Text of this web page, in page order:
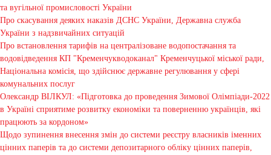
та вугільної промисловості України
Про скасування деяких наказів ДСНС України, Державна служба
України з надзвичайних ситуацій
Про встановлення тарифів на централізоване водопостачання та
водовідведення КП "Кременчукводоканал" Кременчуцької міської ради,
Національна комісія, що здійснює державне регулювання у сфері
комунальних послуг
Олександр ВІЛКУЛ: «Підготовка до проведення Зимової Олімпіади-2022
в Україні сприятиме розвитку економіки та поверненню українців, які
працюють за кордоном»
Щодо зупинення внесення змін до системи реєстру власників іменних
цінних паперів та до системи депозитарного обліку цінних паперів,